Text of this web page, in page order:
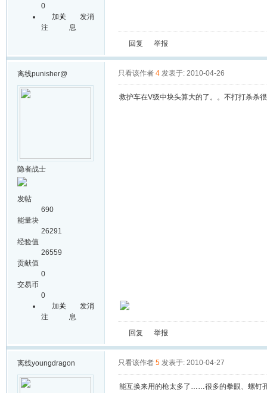
0
加关
注
发消
息
回复 举报
离线punisher@
隐者战士
发帖
690
能量块
26291
经验值
26559
贡献值
0
交易币
0
加关
注
发消
息
只看该作者 4 发表于: 2010-04-26
救护车在V级中块头算大的了。。不打打杀杀
回复 举报
离线youngdragon 只看该作者 5 发表于: 2010-04-27
能互换来用的枪太多了……很多的拳眼、螺钉